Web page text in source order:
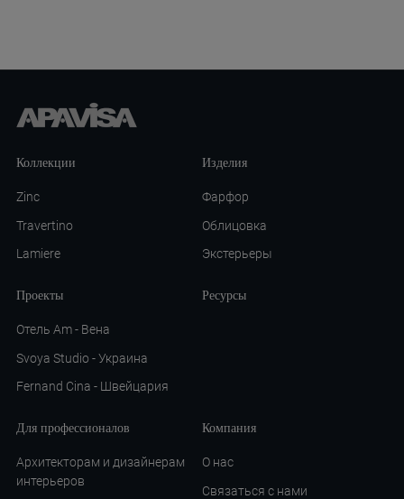
Коллекции
Zinc
Travertino
Lamiere
Изделия
Фарфор
Облицовка
Экстерьеры
Проекты
Отель Am - Вена
Svoya Studio - Украина
Fernand Cina - Швейцария
Ресурсы
Для профессионалов
Архитекторам и дизайнерам
интерьеров
Компания
О нас
Связаться с нами